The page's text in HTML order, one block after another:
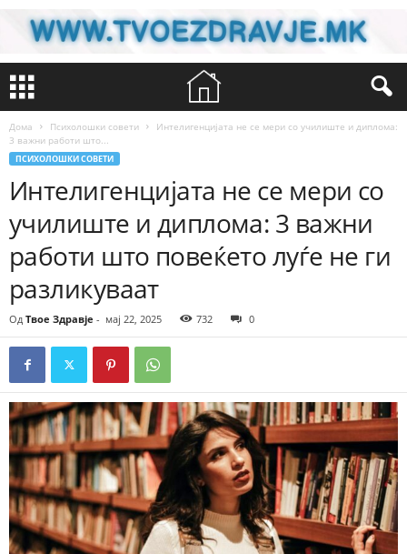
Дома Психолошки совети
Интелигенцијата не се мери со училиште и диплома:
3 важни работи што...
ПСИХОЛОШКИ СОВЕТИ
Интелигенцијата не се мери со
училиште и диплома: 3 важни
работи што повеќето луѓе не ги
разликуваат
Од Твое Здравје - мај 22, 2025 732 0